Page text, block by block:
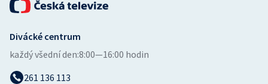
Divácké centrum
každý všední den:8:00—16:00 hodin
261 136 113